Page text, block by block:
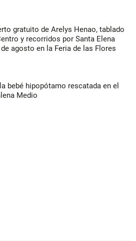
gratuito de Arelys Henao, tablado
y recorridos por Santa Elena
agosto en la Feria de las Flores
bebé hipopótamo rescatada en el
Medio